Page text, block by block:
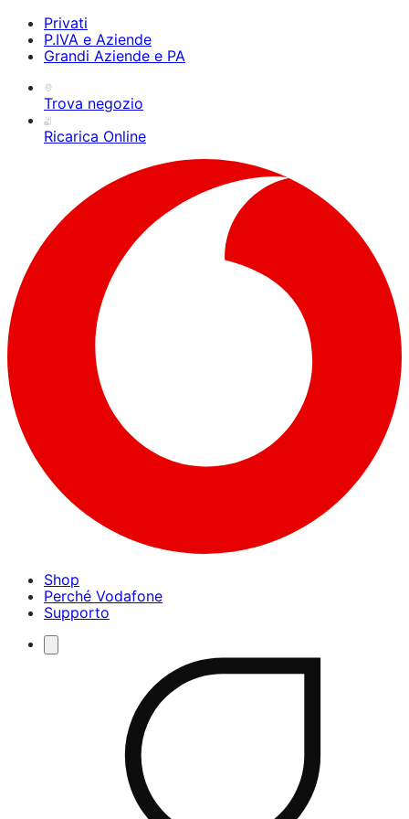
Privati
P.IVA e Aziende
Grandi Aziende e PA
Trova negozio
Ricarica Online
Shop
Perché Vodafone
Supporto